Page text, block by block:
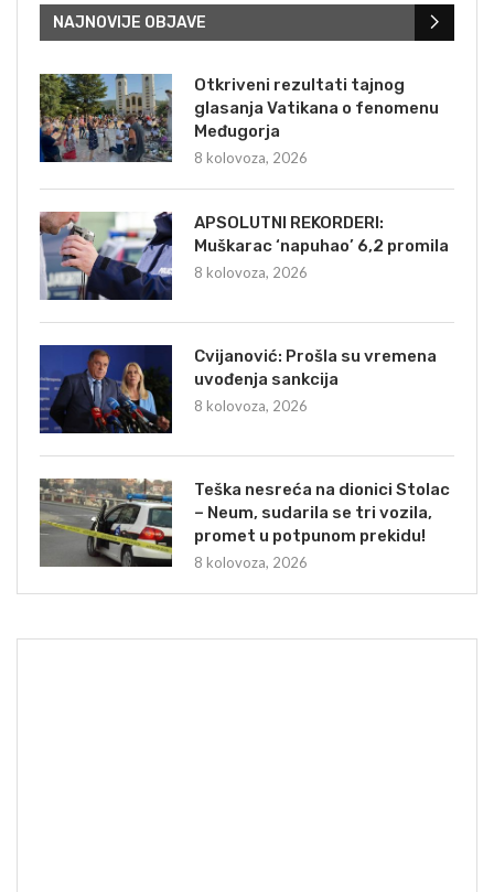
NAJNOVIJE OBJAVE
Otkriveni rezultati tajnog
glasanja Vatikana o fenomenu
Međugorja
8 kolovoza, 2026
APSOLUTNI REKORDERI:
Muškarac ‘napuhao’ 6,2 promila
8 kolovoza, 2026
Cvijanović: Prošla su vremena
uvođenja sankcija
8 kolovoza, 2026
Teška nesreća na dionici Stolac
– Neum, sudarila se tri vozila,
promet u potpunom prekidu!
8 kolovoza, 2026